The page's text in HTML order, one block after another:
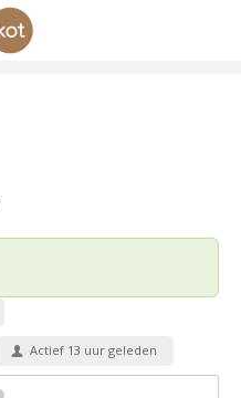
Actief 13 uur geleden